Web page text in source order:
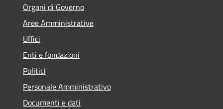
Organi di Governo
Aree Amministrative
Uffici
Enti e fondazioni
Politici
Personale Amministrativo
Documenti e dati